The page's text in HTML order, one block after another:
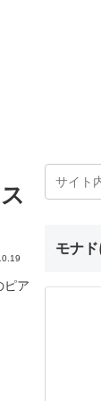
ピア
モナ